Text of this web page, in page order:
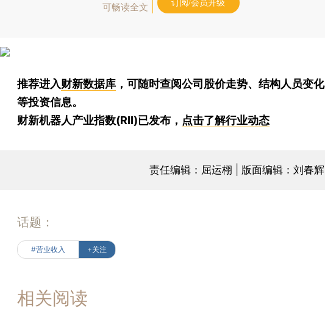
可畅读全文
订阅/会员升级
推荐进入财新数据库 ，可随时查阅公司股价走势、结构人员变化
等投资信息。
财新机器人产业指数(RII)已发布， 点击了解行业动态
责任编辑：屈运栩 | 版面编辑：刘春辉
话题：
#营业收入 +关注
相关阅读